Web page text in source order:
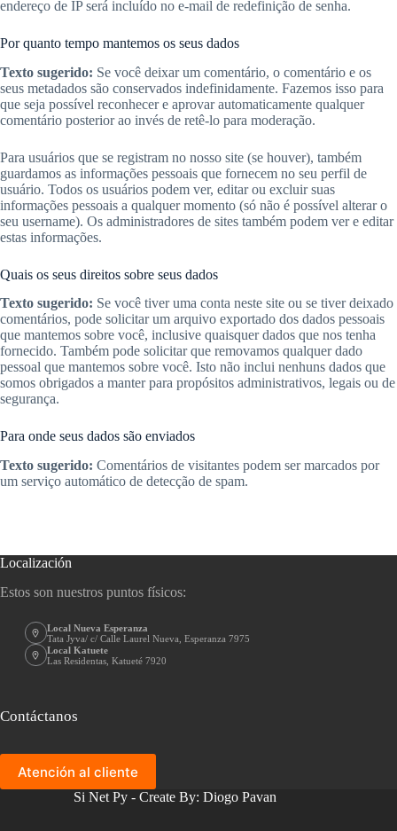
endereço de IP será incluído no e-mail de redefinição de senha.
Por quanto tempo mantemos os seus dados
Texto sugerido: Se você deixar um comentário, o comentário e os
seus metadados são conservados indefinidamente. Fazemos isso para
que seja possível reconhecer e aprovar automaticamente qualquer
comentário posterior ao invés de retê-lo para moderação.
Para usuários que se registram no nosso site (se houver), também
guardamos as informações pessoais que fornecem no seu perfil de
usuário. Todos os usuários podem ver, editar ou excluir suas
informações pessoais a qualquer momento (só não é possível alterar o
seu username). Os administradores de sites também podem ver e editar
estas informações.
Quais os seus direitos sobre seus dados
Texto sugerido: Se você tiver uma conta neste site ou se tiver deixado
comentários, pode solicitar um arquivo exportado dos dados pessoais
que mantemos sobre você, inclusive quaisquer dados que nos tenha
fornecido. Também pode solicitar que removamos qualquer dado
pessoal que mantemos sobre você. Isto não inclui nenhuns dados que
somos obrigados a manter para propósitos administrativos, legais ou de
segurança.
Para onde seus dados são enviados
Texto sugerido: Comentários de visitantes podem ser marcados por
um serviço automático de detecção de spam.
Localización
Estos son nuestros puntos físicos:
Local Nueva Esperanza
Tata Jyva/ c/ Calle Laurel Nueva, Esperanza 7975
Local Katuete
Las Residentas, Katueté 7920
Contáctanos
Atención al cliente
Si Net Py - Create By: Diogo Pavan